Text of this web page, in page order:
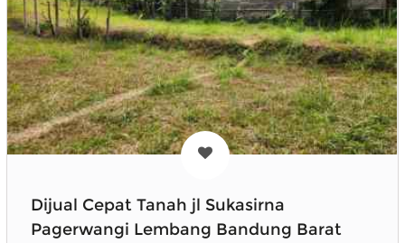
Dijual Cepat Tanah jl Sukasirna
Pagerwangi Lembang Bandung Barat